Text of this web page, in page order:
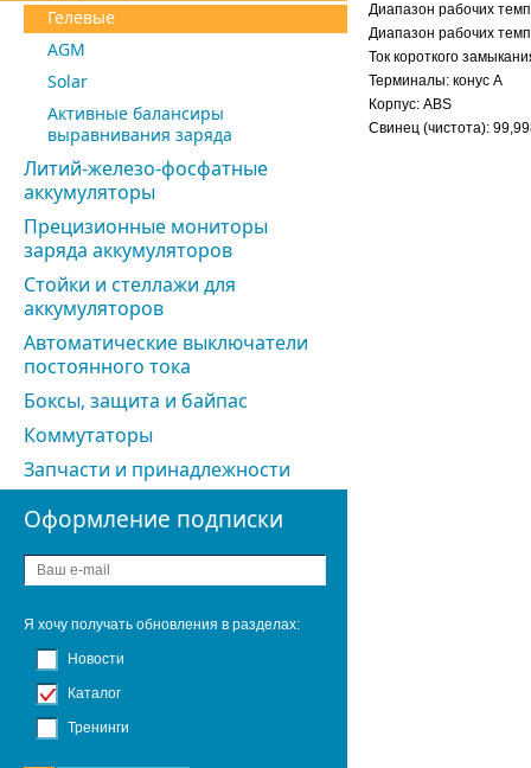
Гелевые
AGM
Solar
Активные балансиры
выравнивания заряда
Литий-железо-фосфатные
аккумуляторы
Прецизионные мониторы
заряда аккумуляторов
Стойки и стеллажи для
аккумуляторов
Автоматические выключатели
постоянного тока
Боксы, защита и байпас
Коммутаторы
Запчасти и принадлежности
Оформление подписки
Я хочу получать обновления в разделах:
Новости
Каталог
Тренинги
Диапазон рабочих
Диапазон рабочих
Ток короткого
Терминалы: конус А
Корпус: ABS
Свинец (чистота):